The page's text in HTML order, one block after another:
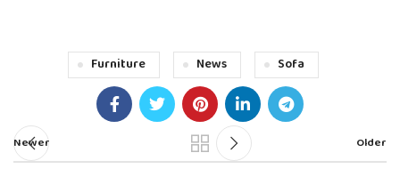
Furniture News Sofa
Newer Older